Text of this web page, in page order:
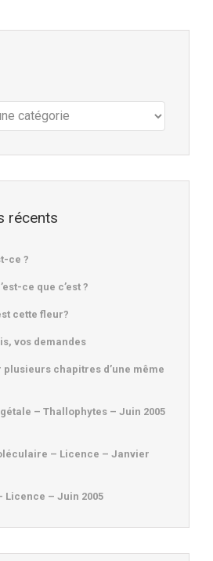
récents
ce ?
ce que c’est ?
cette fleur?
vos demandes
plusieurs chapitres d’une même
– Thallophytes – Juin 2005
– Licence – Janvier
Licence – Juin 2005